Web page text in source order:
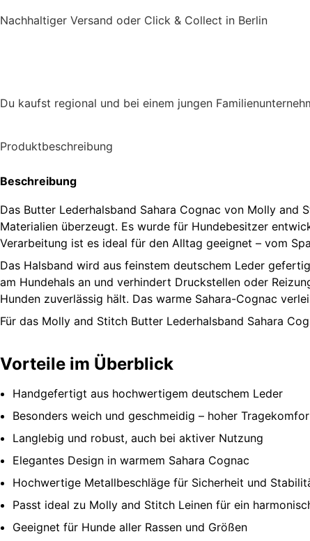
Nachhaltiger Versand oder Click & Collect in Berlin
Du kaufst regional und bei einem jungen
Produktbeschreibung
Beschreibung
Das Butter Lederhalsband Sahara Cognac von Molly
Materialien überzeugt. Es wurde für Hundebesitzer
Verarbeitung ist es ideal für den Alltag geeignet – vom
Das Halsband wird aus feinstem deutschem Leder
am Hundehals an und verhindert Druckstellen oder
Hunden zuverlässig hält. Das warme Sahara-Cognac
Für das Molly and Stitch Butter Lederhalsband Sahara
Vorteile im Überblick
Handgefertigt aus hochwertigem deutschem Leder
Besonders weich und geschmeidig – hoher
Langlebig und robust, auch bei aktiver Nutzung
Elegantes Design in warmem Sahara Cognac
Hochwertige Metallbeschläge für Sicherheit und
Passt ideal zu Molly and Stitch Leinen für ein
Geeignet für Hunde aller Rassen und Größen